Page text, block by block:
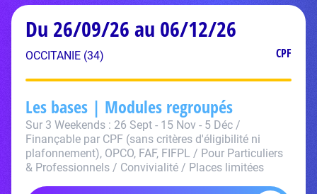
Du 26/09/26 au 06/12/26
OCCITANIE (34) CPF
Les bases | Modules regroupés
Sur 3 Weekends : 26 Sept - 15 Nov - 5 Déc /
Finançable par CPF (sans critères d'éligibilité ni
plafonnement), OPCO, FAF, FIFPL / Pour Particuliers
& Professionnels / Convivialité / Places limitées